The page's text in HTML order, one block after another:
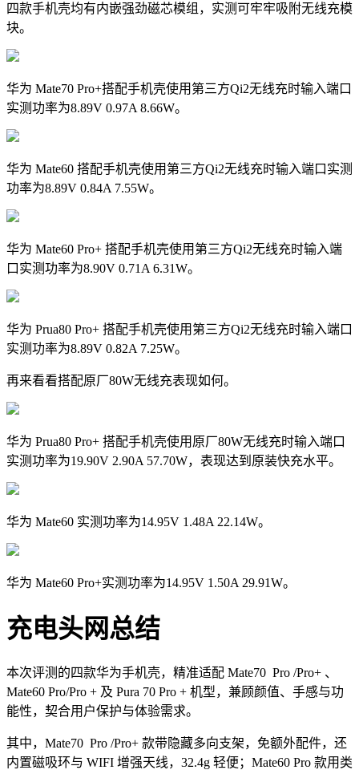
四款手机壳均有内嵌强劲磁芯模组，实测可牢牢吸附无线充模
块。
华为 Mate70 Pro+搭配手机壳使用第三方Qi2无线充时输入端口
实测功率为8.89V 0.97A 8.66W。
华为 Mate60 搭配手机壳使用第三方Qi2无线充时输入端口实测
功率为8.89V 0.84A 7.55W。
华为 Mate60 Pro+ 搭配手机壳使用第三方Qi2无线充时输入端
口实测功率为8.90V 0.71A 6.31W。
华为 Prua80 Pro+ 搭配手机壳使用第三方Qi2无线充时输入端口
实测功率为8.89V 0.82A 7.25W。
再来看看搭配原厂80W无线充表现如何。
华为 Prua80 Pro+ 搭配手机壳使用原厂80W无线充时输入端口
实测功率为19.90V 2.90A 57.70W，表现达到原装快充水平。
华为 Mate60 实测功率为14.95V 1.48A 22.14W。
华为 Mate60 Pro+实测功率为14.95V 1.50A 29.91W。
充电头网总结
本次评测的四款华为手机壳，精准适配 Mate70 Pro /Pro+ 、
Mate60 Pro/Pro + 及 Pura 70 Pro + 机型，兼顾颜值、手感与功
能性，契合用户保护与体验需求。
其中，Mate70 Pro /Pro+ 款带隐藏多向支架，免额外配件，还
内置磁吸环与 WIFI 增强天线，32.4g 轻便；Mate60 Pro 款用类